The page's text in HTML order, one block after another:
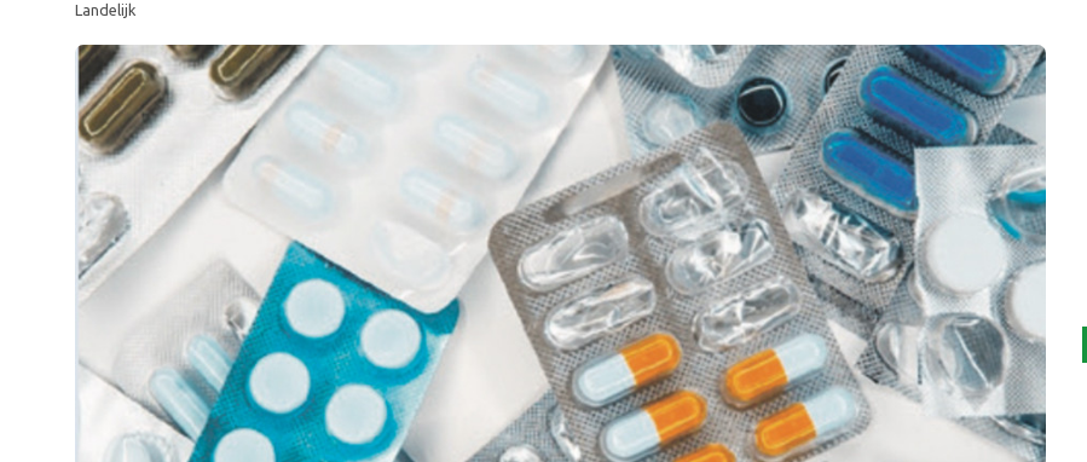
Landelijk